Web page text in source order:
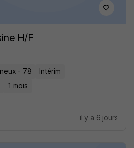
H/F
- 78
Intérim
1 mois
il y a 6 jours